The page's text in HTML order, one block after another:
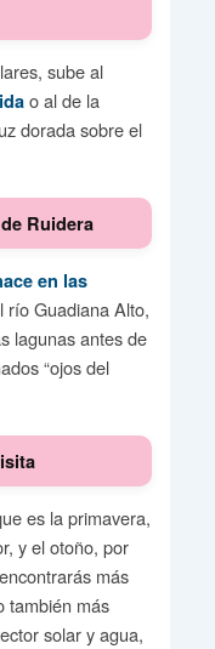
sube al
o al de la
dorada sobre el
Ruidera
en las
río Guadiana Alto,
lagunas antes de
“ojos del
es la primavera,
y el otoño, por
más
también más
solar y agua,